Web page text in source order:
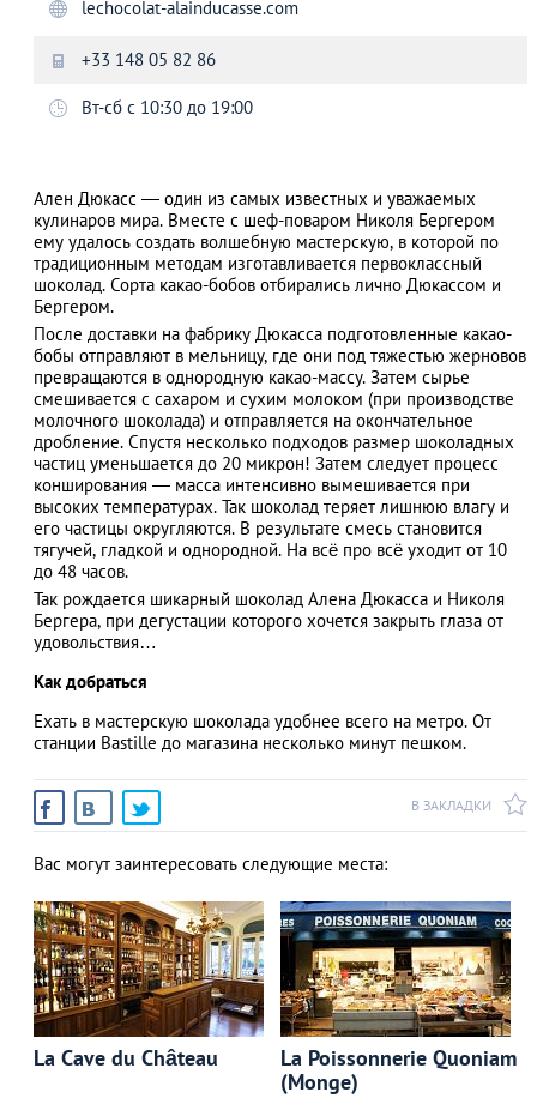
АЗАД
lechocolat-alainducasse.com
+33 148 05 82 86
Вт-сб с 10:30 до 19:00
Ален Дюкасс — один из самых известных и уважаемых
кулинаров мира. Вместе с шеф-поваром Николя Бергером
ему удалось создать волшебную мастерскую, в которой по
традиционным методам изготавливается первоклассный
шоколад. Сорта какао-бобов отбирались лично Дюкассом и
Бергером.
После доставки на фабрику Дюкасса подготовленные какао-
бобы отправляют в мельницу, где они под тяжестью жерновов
превращаются в однородную какао-массу. Затем сырье
смешивается с сахаром и сухим молоком (при производстве
молочного шоколада) и отправляется на окончательное
дробление. Спустя несколько подходов размер шоколадных
частиц уменьшается до 20 микрон! Затем следует процесс
конширования ― масса интенсивно вымешивается при
высоких температурах. Так шоколад теряет лишнюю влагу и
его частицы округляются. В результате смесь становится
тягучей, гладкой и однородной. На всё про всё уходит от 10
до 48 часов.
Так рождается шикарный шоколад Алена Дюкасса и Николя
Бергера, при дегустации которого хочется закрыть глаза от
удовольствия…
Как добраться
Ехать в мастерскую шоколада удобнее всего на метро. От
станции Bastille до магазина несколько минут пешком.
В ЗАКЛАДКИ
Вас могут заинтересовать следующие места:
La Cave du Château
La Poissonnerie Quoniam
(Monge)